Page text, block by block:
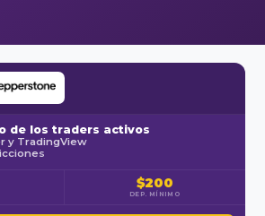
de los traders activos
y TradingView
$200
DEP. MÍNIMO